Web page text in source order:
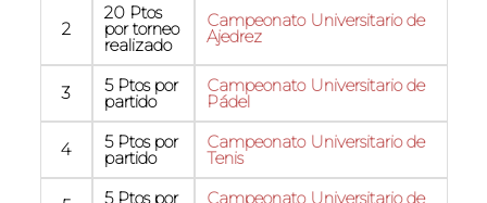
2
20 Ptos
por torneo
realizado
Campeonato Universitario de
Ajedrez
3 5 Ptos por
partido
Campeonato Universitario de
Pádel
4 5 Ptos por
partido
Campeonato Universitario de
Tenis
5 Ptos por Campeonato Universitario de